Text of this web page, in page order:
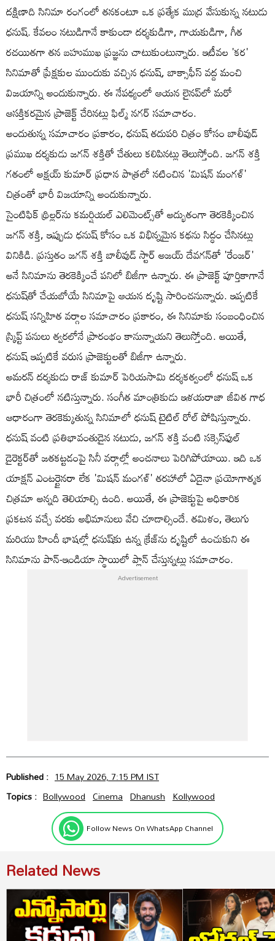
దక్షిణాది సినిమా రంగంలో తనకంటూ ఒక ప్రత్యేక ముద్ర వేసుకున్న నటుడు
ధనుష్. కేవలం నటుడిగానే కాకుండా దర్శకుడిగా, గాయకుడిగా, గీత
రచయితగా తన బహుముఖ ప్రజ్ఞను చాటుకుంటున్నారు. ఇటీవల 'కర'
సినిమాతో ప్రేక్షకుల ముందుకు వచ్చిన ధనుష్, బాక్సాఫీస్ వద్ద మంచి
విజయాన్ని అందుకున్నారు. ఈ నేపథ్యంలో ఆయన లైనప్‌లో మరో
ఆసక్తికరమైన ప్రాజెక్ట్ చేరినట్లు ఫిల్మ్ నగర్ సమాచారం.
అందుతున్న సమాచారం ప్రకారం, ధనుష్ తదుపరి చిత్రం కోసం బాలీవుడ్
ప్రముఖ దర్శకుడు జగన్ శక్తితో చేతులు కలిపినట్లు తెలుస్తోంది. జగన్ శక్తి
గతంలో అక్షయ్ కుమార్ ప్రధాన పాత్రలో నటించిన 'మిషన్ మంగళ్'
చిత్రంతో భారీ విజయాన్ని అందుకున్నారు.
సైంటిఫిక్ థ్రిల్లర్‌ను కమర్షియల్ ఎలిమెంట్స్‌తో అద్భుతంగా తెరకెక్కించిన
జగన్ శక్తి, ఇప్పుడు ధనుష్ కోసం ఒక విభిన్నమైన కథను సిద్ధం చేసినట్లు
వినికిడి. ప్రస్తుతం జగన్ శక్తి బాలీవుడ్ స్టార్ అజయ్ దేవగన్‌తో 'రేంజర్'
అనే సినిమాను తెరకెక్కించే పనిలో బిజీగా ఉన్నారు. ఈ ప్రాజెక్ట్ పూర్తికాగానే
ధనుష్‌తో చేయబోయే సినిమాపై ఆయన దృష్టి సారించనున్నారు. ఇప్పటికే
ధనుష్ సన్నిహిత వర్గాల సమాచారం ప్రకారం, ఈ సినిమాకు సంబంధించిన
స్క్రిప్ట్ పనులు త్వరలోనే ప్రారంభం కానున్నాయని తెలుస్తోంది. అయితే,
ధనుష్ ఇప్పటికే వరుస ప్రాజెక్టులతో బిజీగా ఉన్నారు.
అమరన్ దర్శకుడు రాజ్ కుమార్ పెరియసామి దర్శకత్వంలో ధనుష్ ఒక
భారీ చిత్రంలో నటిస్తున్నారు. సంగీత మాంత్రికుడు ఇళయరాజా జీవిత గాధ
ఆధారంగా తెరకెక్కుతున్న సినిమాలో ధనుష్ టైటిల్ రోల్ పోషిస్తున్నారు.
ధనుష్ వంటి ప్రతిభావంతుడైన నటుడు, జగన్ శక్తి వంటి సక్సెస్‌ఫుల్
డైరెక్టర్‌తో జతకట్టడంపై సినీ వర్గాల్లో అంచనాలు పెరిగిపోయాయి. ఇది ఒక
యాక్షన్ ఎంటర్టైనరా లేక 'మిషన్ మంగళ్' తరహాలో ఏదైనా ప్రయోగాత్మక
చిత్రమా అన్నది తెలియాల్సి ఉంది. అయితే, ఈ ప్రాజెక్టుపై అధికారిక
ప్రకటన వచ్చే వరకు అభిమానులు వేచి చూడాల్సిందే. తమిళం, తెలుగు
మరియు హిందీ భాషల్లో ధనుష్‌కు ఉన్న క్రేజ్‌ను దృష్టిలో ఉంచుకుని ఈ
సినిమాను పాన్-ఇండియా స్థాయిలో ప్లాన్ చేస్తున్నట్లు సమాచారం.
Published : 15 May 2026, 7:15 PM IST
Topics : Bollywood Cinema Dhanush Kollywood
Follow News On WhatsApp Channel
Related News